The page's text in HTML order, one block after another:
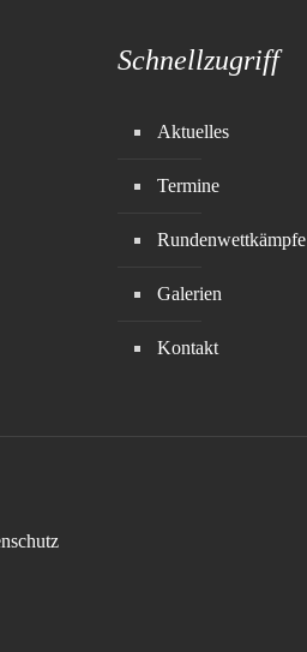
Schnellzugriff
Aktuelles
Termine
Rundenwettkämpfe
Galerien
Kontakt